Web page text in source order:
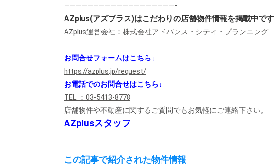
———————————————————-
AZplus(アズプラス)はこだわりの店舗物件情報を掲載中です
AZplus運営会社： 株式会社アドバンス・シティ・プランニング
お問合せフォームはこちら↓
https://azplus.jp/request/
お電話でのお問合せはこちら↓
TEL ：03-5413-8778
店舗物件や不動産に関するご質問でもお気軽にご連絡下さい。
AZplusスタッフ
この記事で紹介された物件情報